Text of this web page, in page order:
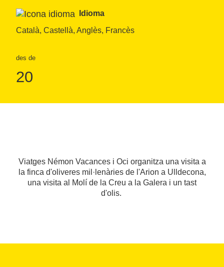
Idioma
Català, Castellà, Anglès, Francès
des de
20
Viatges Némon Vacances i Oci organitza una visita a
la finca d'oliveres mil·lenàries de l'Arion a Ulldecona,
una visita al Molí de la Creu a la Galera i un tast
d'olis.